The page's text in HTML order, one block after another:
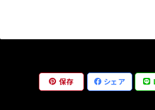
保存 シェア